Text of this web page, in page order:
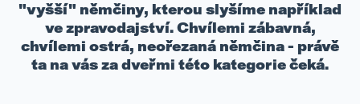
"vyšší" němčiny, kterou slyšíme například
ve zpravodajství. Chvílemi zábavná,
chvílemi ostrá, neořezaná němčina - právě
ta na vás za dveřmi této kategorie čeká.